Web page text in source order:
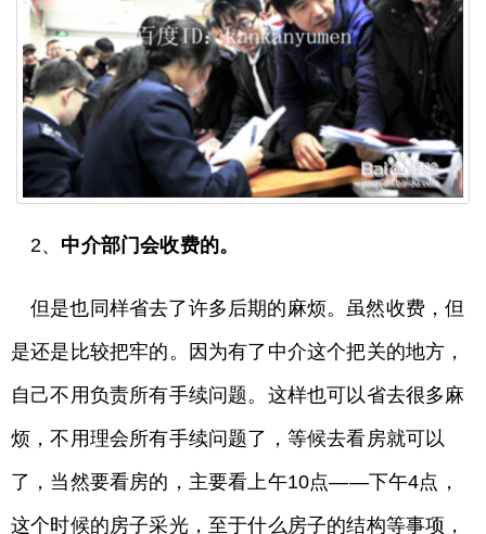
2、 中介部门会收费的。
但是也同样省去了许多后期的麻烦。虽然收费，但
是还是比较把牢的。因为有了中介这个把关的地方，
自己不用负责所有手续问题。这样也可以省去很多麻
烦，不用理会所有手续问题了，等候去看房就可以
了，当然要看房的，主要看上午10点——下午4点，
这个时候的房子采光，至于什么房子的结构等事项，